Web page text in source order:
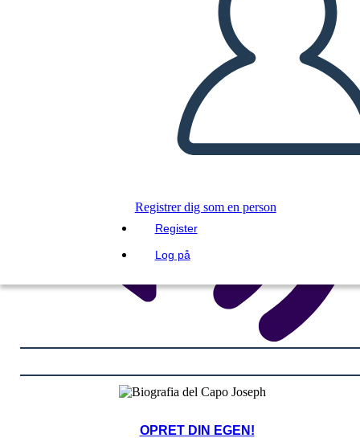
Registrer dig som en person
Register
Log på
LÆS FOR MIG
OPRET DIN EGEN!